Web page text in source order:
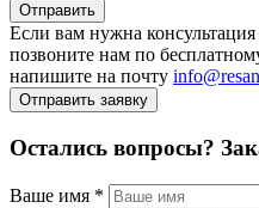
Отправить
Если вам нужна
позвоните нам по
напишите на почту
Отправить заявку
Остались вопросы?
Ваше имя *